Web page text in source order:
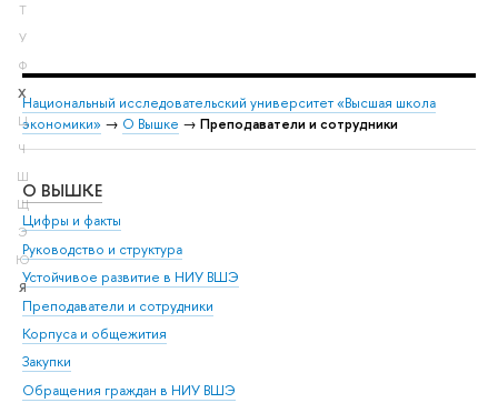
Т
У
Ф
Х
Ц
Ч
Ш
Щ
Э
Ю
Я
Национальный исследовательский университет «Высшая школа
экономики» → О Вышке → Преподаватели и сотрудники
О ВЫШКЕ
Цифры и факты
Руководство и структура
Устойчивое развитие в НИУ ВШЭ
Преподаватели и сотрудники
Корпуса и общежития
Закупки
Обращения граждан в НИУ ВШЭ